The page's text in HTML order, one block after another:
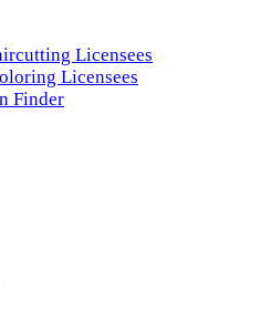
Licensees
Licensees
Finder